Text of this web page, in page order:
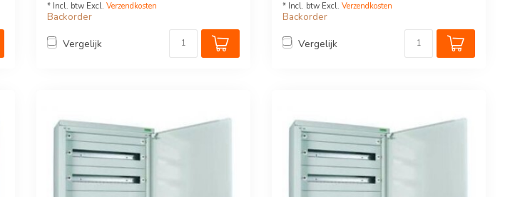
* Incl. btw Excl. Verzendkosten
Backorder
Vergelijk
* Incl. btw Excl. Verzendkosten
Backorder
Vergelijk